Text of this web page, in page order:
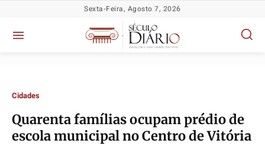
Sexta-Feira, Agosto 7, 2026
Cidades
Quarenta famílias ocupam prédio de
escola municipal no Centro de Vitória